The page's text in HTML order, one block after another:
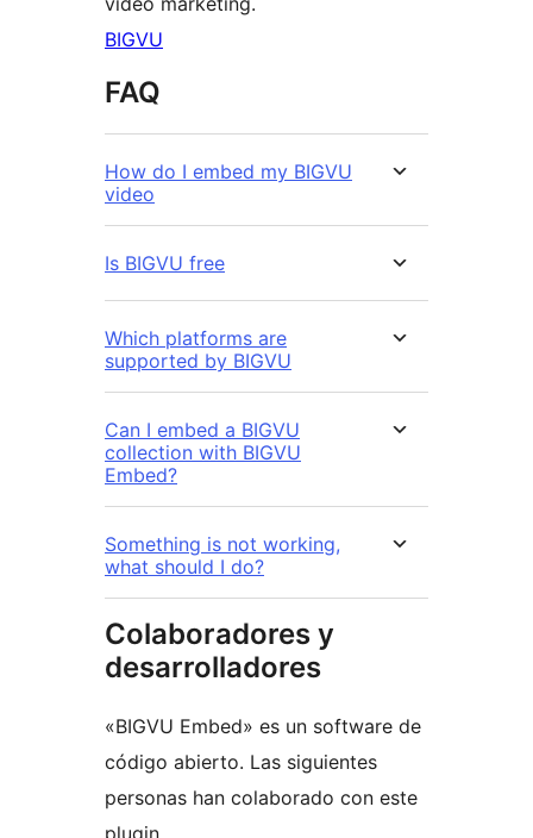
BIGVU
FAQ
How do I embed my BIGVU
video
Is BIGVU free
Which platforms are
supported by BIGVU
Can I embed a BIGVU
collection with BIGVU
Embed?
Something is not working,
what should I do?
Colaboradores y
desarrolladores
«BIGVU Embed» es un software de
código abierto. Las siguientes
personas han colaborado con este
plugin.